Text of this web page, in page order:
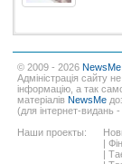
© 2009 - 2026 NewsMe
Адміністрація сайту
інформацію, а так
матеріалів NewsMe
(для інтернет-видань
Наши проекты: